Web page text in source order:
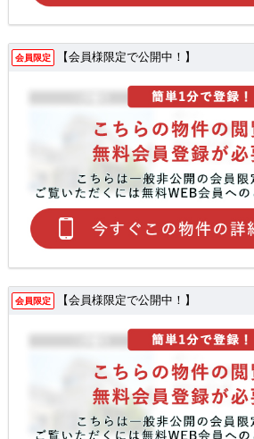
会員限定 【会員様限定で公開中！】
会員限定 【会員様限定で公開中！】